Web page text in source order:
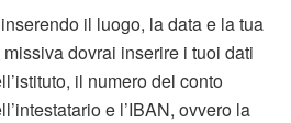
il luogo, la data e la tua
dovrai inserire i tuoi dati
il numero del conto
e l’IBAN, ovvero la